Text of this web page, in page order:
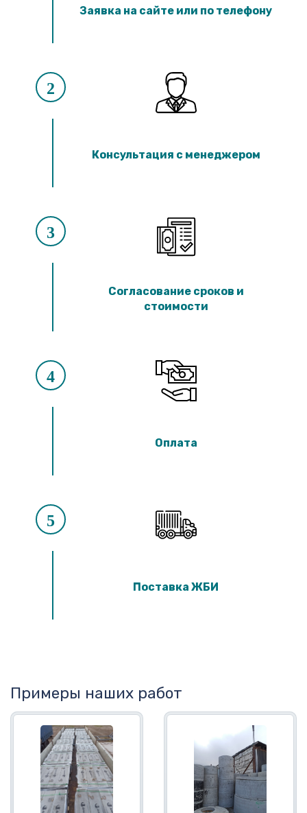
Лотки ЛК 75.60.60
Лотки ЛК 75.45.60
Лотки ЛК 300.150.45
Лотки ЛК 75.120.45
Лотки ЛК 75.90.45
Лотки ЛК 300.60.45
Лотки ЛК 75.60.30
Лотки ЛК 300.60.30
Лотки ЛК 300.45.30
Заявка на сайте или по телефону
2
Консультация с менеджером
3
Согласование сроков и
стоимости
4
Оплата
5
Поставка ЖБИ
Примеры наших работ